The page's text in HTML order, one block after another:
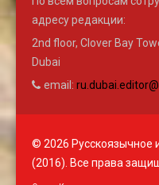
адресу редакции:
2nd floor, Clover Bay
Dubai
email:
© 2026 Русскоязычное
(2016). Все права